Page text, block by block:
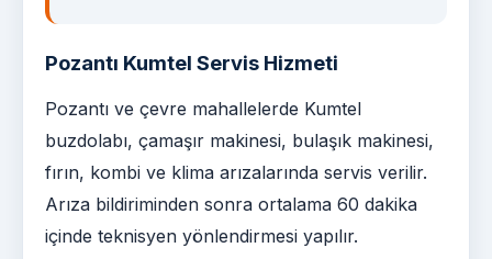
Pozantı Kumtel Servis Hizmeti
Pozantı ve çevre mahallelerde Kumtel
buzdolabı, çamaşır makinesi, bulaşık makinesi,
fırın, kombi ve klima arızalarında servis verilir.
Arıza bildiriminden sonra ortalama 60 dakika
içinde teknisyen yönlendirmesi yapılır.